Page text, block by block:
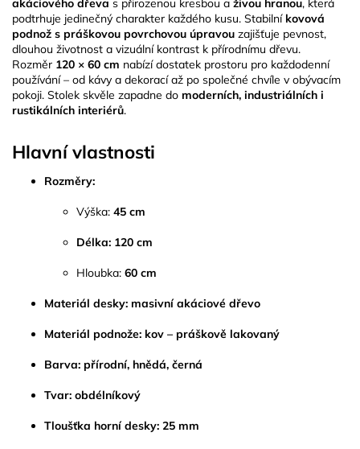
podtrhuje jedinečný charakter každého kusu. Stabilní kovová
podnož s práškovou povrchovou úpravou zajišťuje pevnost,
dlouhou životnost a vizuální kontrast k přírodnímu dřevu.
Rozměr 120 × 60 cm nabízí dostatek prostoru pro každodenní
používání – od kávy a dekorací až po společné chvíle v obývacím
pokoji. Stolek skvěle zapadne do moderních, industriálních i
rustikálních interiérů.
Hlavní vlastnosti
Rozměry:
Výška: 45 cm
Délka: 120 cm
Hloubka: 60 cm
Materiál desky: masivní akáciové dřevo
Materiál podnože: kov – práškově lakovaný
Barva: přírodní, hnědá, černá
Tvar: obdélníkový
Tloušťka horní desky: 25 mm